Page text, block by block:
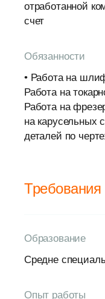
отработанной
счет
Обязанности
• Работа на
Работа на
Работа на
на карусельных
деталей по
Требования
Образование
Средне
Опыт работы